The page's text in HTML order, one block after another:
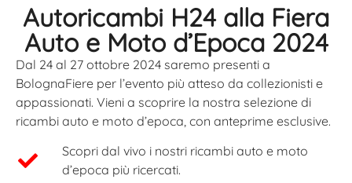
Autoricambi H24 alla Fiera
Auto e Moto d’Epoca 2024
Dal 24 al 27 ottobre 2024 saremo presenti a
BolognaFiere per l’evento più atteso da collezionisti e
appassionati. Vieni a scoprire la nostra selezione di
ricambi auto e moto d’epoca, con anteprime esclusive.
Scopri dal vivo i nostri ricambi auto e moto
d’epoca più ricercati.